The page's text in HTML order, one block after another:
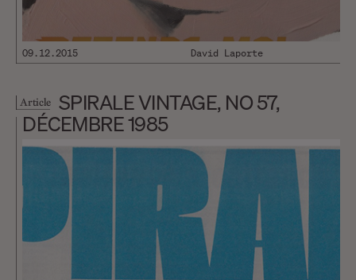
09.12.2015 David Laporte
Article SPIRALE VINTAGE, NO 57,
DÉCEMBRE 1985